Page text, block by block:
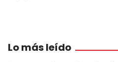
Lo más leído